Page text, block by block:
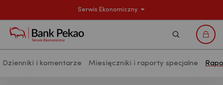
Serwis Ekonomiczny
Dzienniki i komentarze Miesięczniki i raporty specjalne
Szukaj